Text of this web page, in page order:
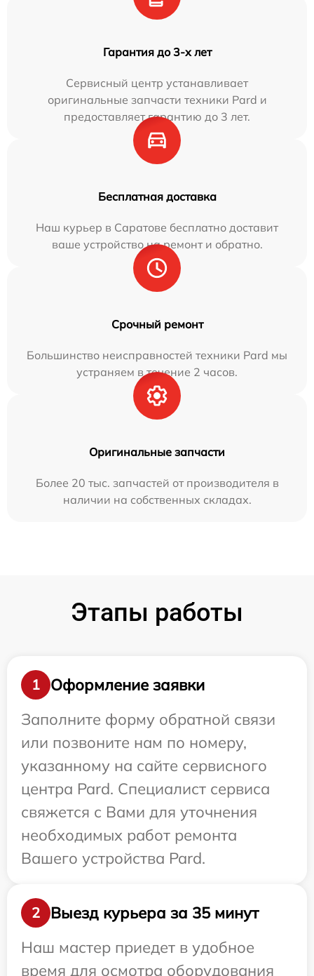
Гарантия до 3-х лет
Сервисный центр устанавливает
оригинальные запчасти техники Pard и
предоставляет гарантию до 3 лет.
Бесплатная доставка
Наш курьер в Саратове бесплатно доставит
ваше устройство на ремонт и обратно.
Срочный ремонт
Большинство неисправностей техники Pard мы
устраняем в течение 2 часов.
Оригинальные запчасти
Более 20 тыс. запчастей от производителя в
наличии на собственных складах.
Этапы работы
1
Оформление заявки
Заполните форму обратной связи
или позвоните нам по номеру,
указанному на сайте сервисного
центра Pard. Специалист сервиса
свяжется с Вами для уточнения
необходимых работ ремонта
Вашего устройства Pard.
2
Выезд курьера за 35 минут
Наш мастер приедет в удобное
время для осмотра оборудования